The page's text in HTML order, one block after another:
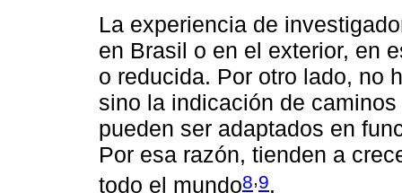
La experiencia de
en Brasil o en el exterior, en
o reducida. Por otro lado, no
sino la indicación de
pueden ser adaptados en
Por esa razón, tienden a
todo el mundo8,9.